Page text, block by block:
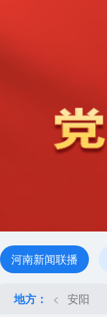
河南新闻联播
地方： < 安阳